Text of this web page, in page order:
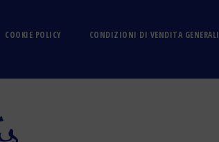
COOKIE POLICY CONDIZIONI DI VENDITA GENERALI